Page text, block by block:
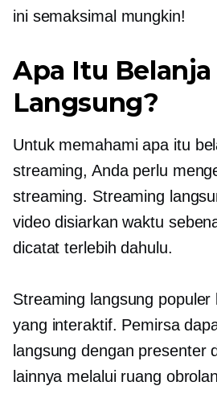
ini semaksimal mungkin!
Apa Itu Belanja
Langsung?
Untuk memahami apa itu
streaming, Anda perlu
streaming. Streaming
video disiarkanwaktu
dicatat terlebih dahulu.
Streaming langsung
yang interaktif. Pemirsa
langsung dengan presenter
lainnya melalui ruang